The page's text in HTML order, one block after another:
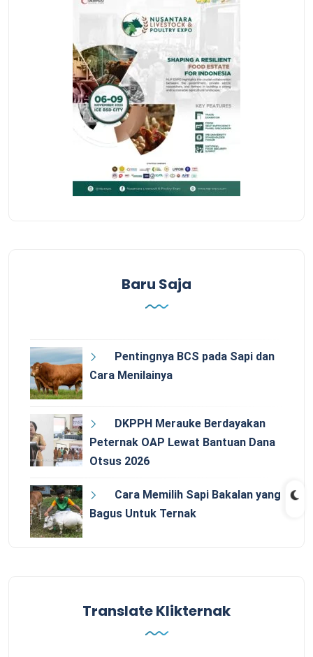
Baru Saja
Pentingnya BCS pada Sapi dan
Cara Menilainya
DKPPH Merauke Berdayakan
Peternak OAP Lewat Bantuan Dana
Otsus 2026
Cara Memilih Sapi Bakalan yang
Bagus Untuk Ternak
Translate Klikternak